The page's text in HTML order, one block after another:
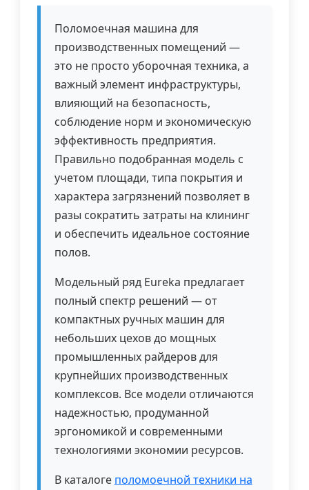
Поломоечная машина для
производственных помещений —
это не просто уборочная техника, а
важный элемент инфраструктуры,
влияющий на безопасность,
соблюдение норм и экономическую
эффективность предприятия.
Правильно подобранная модель с
учетом площади, типа покрытия и
характера загрязнений позволяет в
разы сократить затраты на клининг
и обеспечить идеальное состояние
полов.
Модельный ряд Eureka предлагает
полный спектр решений — от
компактных ручных машин для
небольших цехов до мощных
промышленных райдеров для
крупнейших производственных
комплексов. Все модели отличаются
надежностью, продуманной
эргономикой и современными
технологиями экономии ресурсов.
В каталоге поломоечной техники на